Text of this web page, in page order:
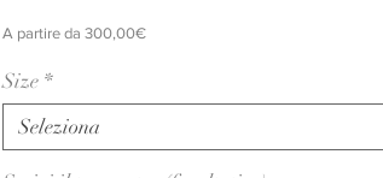
A partire da 300,00€Prezzo
Size *
Seleziona